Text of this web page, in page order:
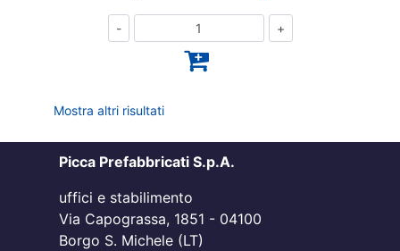
Mostra altri risultati
Picca Prefabbricati S.p.A.
uffici e stabilimento
Via Capograssa, 1851 - 04100
Borgo S. Michele (LT)